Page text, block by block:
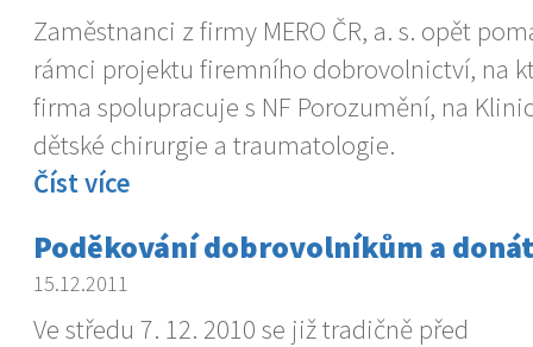
Zaměstnanci z firmy MERO ČR, a. s. opět
rámci projektu firemního dobrovolnictví, na
firma spolupracuje s NF Porozumění, na
dětské chirurgie a traumatologie.
Číst více
Poděkování dobrovolníkům a
15.12.2011
Ve středu 7. 12. 2010 se již tradičně před